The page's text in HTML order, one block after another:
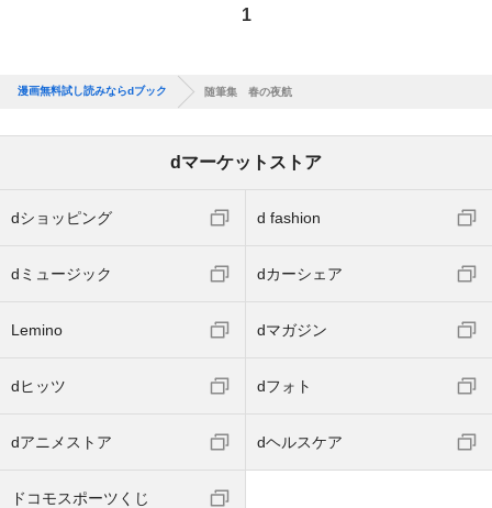
1
漫画無料試し読みならdブック 随筆集 春の夜航
dマーケットストア
dショッピング d fashion
dミュージック dカーシェア
Lemino dマガジン
dヒッツ dフォト
dアニメストア dヘルスケア
ドコモスポーツくじ